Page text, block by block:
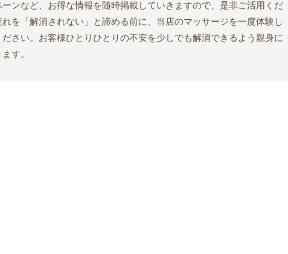
ンなど、お得な情報を随時掲載していきますので、是非ご活用くだ
を「解消されない」と諦める前に、当店のマッサージを一度体験し
さい。お客様ひとりひとりの不安を少しでも解消できるよう親身に
す。